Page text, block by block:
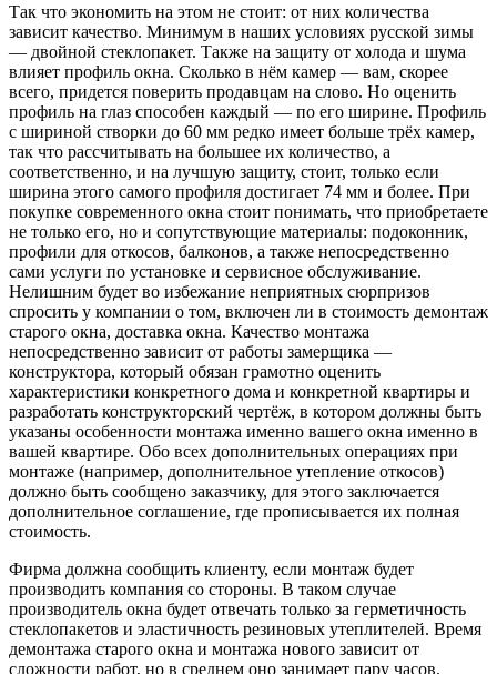
Так что экономить на этом не стоит: от них количества
зависит качество. Минимум в наших условиях русской зимы
— двойной стеклопакет. Также на защиту от холода и шума
влияет профиль окна. Сколько в нём камер — вам, скорее
всего, придется поверить продавцам на слово. Но оценить
профиль на глаз способен каждый — по его ширине. Профиль
с шириной створки до 60 мм редко имеет больше трёх камер,
так что рассчитывать на большее их количество, а
соответственно, и на лучшую защиту, стоит, только если
ширина этого самого профиля достигает 74 мм и более. При
покупке современного окна стоит понимать, что приобретаете
не только его, но и сопутствующие материалы: подоконник,
профили для откосов, балконов, а также непосредственно
сами услуги по установке и сервисное обслуживание.
Нелишним будет во избежание неприятных сюрпризов
спросить у компании о том, включен ли в стоимость демонтаж
старого окна, доставка окна. Качество монтажа
непосредственно зависит от работы замерщика —
конструктора, который обязан грамотно оценить
характеристики конкретного дома и конкретной квартиры и
разработать конструкторский чертёж, в котором должны быть
указаны особенности монтажа именно вашего окна именно в
вашей квартире. Обо всех дополнительных операциях при
монтаже (например, дополнительное утепление откосов)
должно быть сообщено заказчику, для этого заключается
дополнительное соглашение, где прописывается их полная
стоимость.
Фирма должна сообщить клиенту, если монтаж будет
производить компания со стороны. В таком случае
производитель окна будет отвечать только за герметичность
стеклопакетов и эластичность резиновых утеплителей. Время
демонтажа старого окна и монтажа нового зависит от
сложности работ, но в среднем оно занимает пару часов.